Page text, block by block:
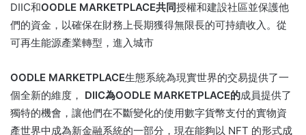
DIIC和OODLE MARKETPLACE共同授權和建設社區並保護他
們的資金，以確保在財務上長期獲得無限長的可持續收入。 從
可再生能源產業轉型，進入城市
OODLE MARKETPLACE生態系統為現實世界的交易提供了一
個全新的維度， DIIC為OODLE MARKETPLACE的成員提供了
獨特的機會，讓他們在不斷變化的使用數字貨幣支付的實物資
產世界中成為新金融系統的一部分，現在能夠以 NFT 的形式成